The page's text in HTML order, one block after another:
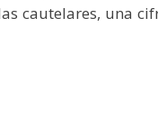
cautelares, una